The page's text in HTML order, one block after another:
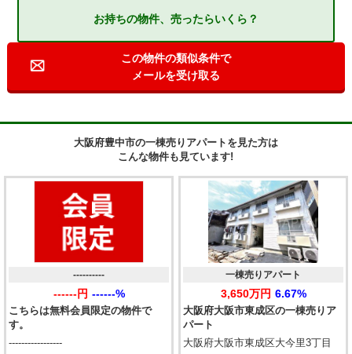
お持ちの物件、売ったらいくら？
この物件の類似条件で
メールを受け取る
大阪府豊中市の一棟売りアパートを見た方は
こんな物件も見ています!
こちらは無料会員限定の物件で
す。
----------
------円 ------%
-----------------
大阪府大阪市東成区の一棟売りア
パート
一棟売りアパート
3,650万円 6.67%
大阪府大阪市東成区大今里3丁目